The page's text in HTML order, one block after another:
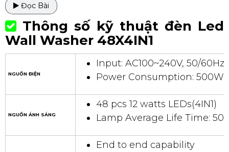
Đọc Bài
Thông số kỹ thuật đèn Led
Wall Washer 48X4IN1
NGUỒN ĐIỆN
Input: AC100~240V, 50/60Hz
Power Consumption: 500W
NGUỒN ÁNH SÁNG
48 pcs 12 watts LEDs(4IN1)
Lamp Average Life Time:
End to end capability